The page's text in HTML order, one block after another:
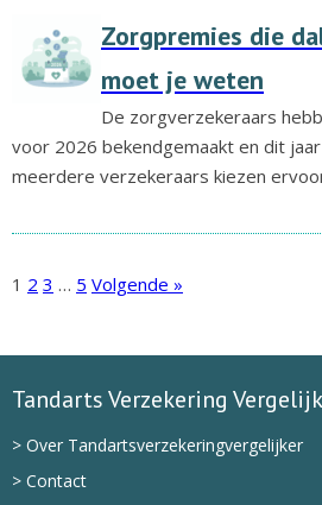
Zorgpremies die
moet je weten
De zorgverzekeraars
voor 2026 bekendgemaakt en dit
meerdere verzekeraars kiezen
1 2 3 … 5 Volgende »
Tandarts Verzekering
> Over Tandartsverzekeringvergelijker
> Contact